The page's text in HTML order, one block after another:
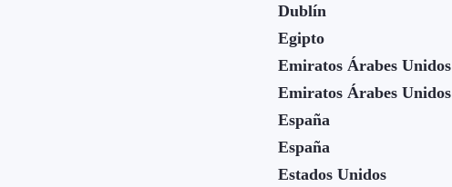
Dublín
Egipto
Emiratos Árabes Unidos
Emiratos Árabes Unidos
España
España
Estados Unidos